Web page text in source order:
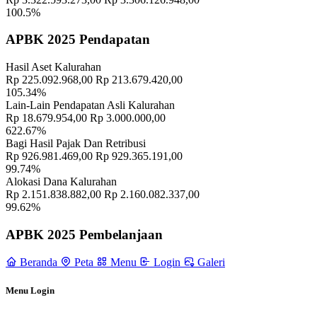
Sampai Saat Ini 21 November 2022
100.5%
APBK 2025 Pendapatan
Hasil Aset Kalurahan
Rp 225.092.968,00 Rp 213.679.420,00
105.34%
Lain-Lain Pendapatan Asli Kalurahan
Rp 18.679.954,00 Rp 3.000.000,00
622.67%
Bagi Hasil Pajak Dan Retribusi
Rp 926.981.469,00 Rp 929.365.191,00
99.74%
Alokasi Dana Kalurahan
Rp 2.151.838.882,00 Rp 2.160.082.337,00
99.62%
APBK 2025 Pembelanjaan
Beranda Peta Menu Login Galeri
Menu Login